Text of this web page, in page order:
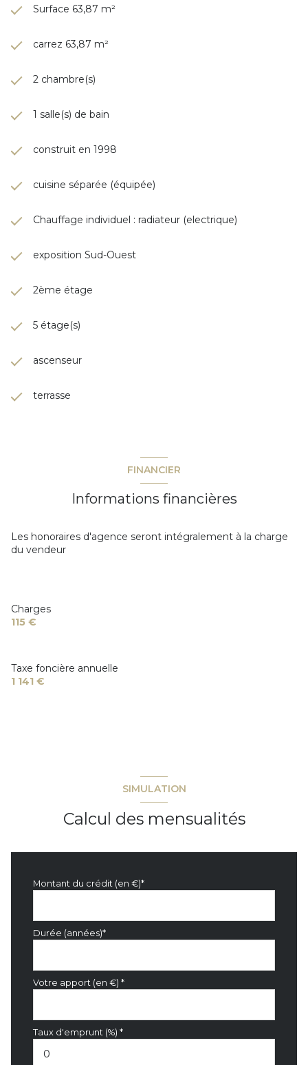
Surface 63,87 m²
carrez 63,87 m²
2 chambre(s)
1 salle(s) de bain
construit en 1998
cuisine séparée (équipée)
Chauffage individuel : radiateur (electrique)
exposition Sud-Ouest
2ème étage
5 étage(s)
ascenseur
terrasse
FINANCIER
Informations financières
Les honoraires d'agence seront intégralement à la charge
du vendeur
Charges
115 €
Taxe foncière annuelle
1 141 €
SIMULATION
Calcul des mensualités
Montant du crédit (en €)*
Durée (années)*
Votre apport (en €) *
Taux d'emprunt (%) *